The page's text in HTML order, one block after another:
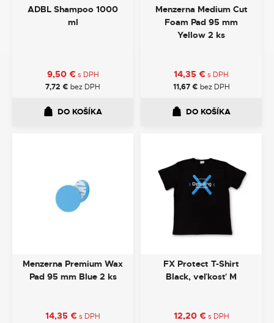
ADBL Shampoo 1000
ml
9,50 € s DPH
7,72 € bez DPH
DO KOŠÍKA
Menzerna Medium Cut
Foam Pad 95 mm
Yellow 2 ks
14,35 €s DPH
11,67€ bez DPH
DO KOŠÍKA
Menzerna Premium Wax
Pad 95 mm Blue 2 ks
14,35 €s DPH
FX Protect T-Shirt
Black, veľkosť M
12,20 € s DPH